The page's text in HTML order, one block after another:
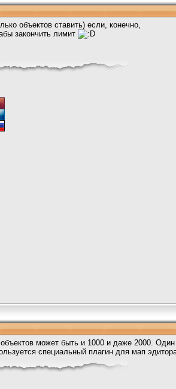
объектов ставить) если, конечно,
закончить лимит
может быть и 1000 и даже 2000.
специальный плагин для мап